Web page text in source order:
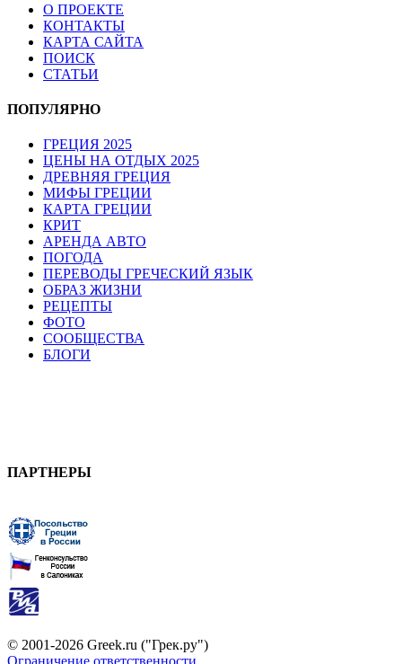
О ПРОЕКТЕ
КОНТАКТЫ
КАРТА САЙТА
ПОИСК
СТАТЬИ
ПОПУЛЯРНО
ГРЕЦИЯ 2025
ЦЕНЫ НА ОТДЫХ 2025
ДРЕВНЯЯ ГРЕЦИЯ
МИФЫ ГРЕЦИИ
КАРТА ГРЕЦИИ
КРИТ
АРЕНДА АВТО
ПОГОДА
ПЕРЕВОДЫ ГРЕЧЕСКИЙ ЯЗЫК
ОБРАЗ ЖИЗНИ
РЕЦЕПТЫ
ФОТО
СООБЩЕСТВА
БЛОГИ
ПАРТНЕРЫ
© 2001-2026 Greek.ru ("Грек.ру")